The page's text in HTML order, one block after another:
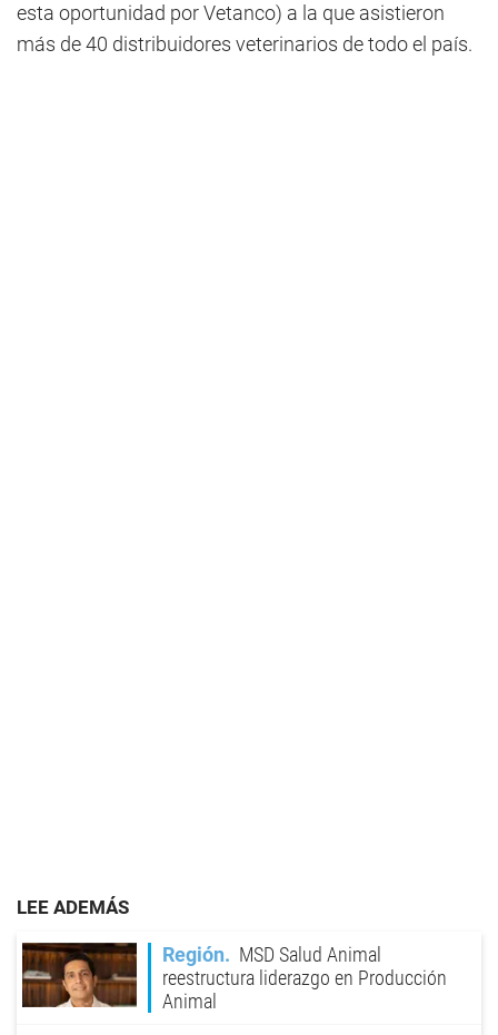
esta oportunidad por Vetanco) a la que asistieron
más de 40 distribuidores veterinarios de todo el país.
LEE ADEMÁS
Región
MSD Salud Animal
reestructura liderazgo en Producción
Animal